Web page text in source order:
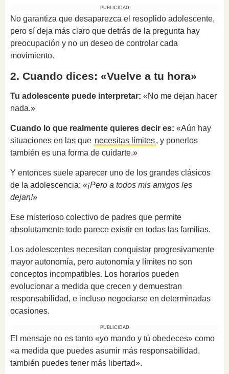
PUBLICIDAD
No garantiza que desaparezca el resoplido adolescente,
pero sí deja más claro que detrás de la pregunta hay
preocupación y no un deseo de controlar cada
movimiento.
2. Cuando dices: «Vuelve a tu hora»
Tu adolescente puede interpretar: «No me dejan hacer
nada.»
Cuando lo que realmente quieres decir es: «Aún hay
situaciones en las que necesitas límites, y ponerlos
también es una forma de cuidarte.»
Y entonces suele aparecer uno de los grandes clásicos
de la adolescencia: «¡Pero a todos mis amigos les
dejan!»
Ese misterioso colectivo de padres que permite
absolutamente todo parece existir en todas las familias.
Los adolescentes necesitan conquistar progresivamente
mayor autonomía, pero autonomía y límites no son
conceptos incompatibles. Los horarios pueden
evolucionar a medida que crecen y demuestran
responsabilidad, e incluso negociarse en determinadas
ocasiones.
PUBLICIDAD
El mensaje no es tanto «yo mando y tú obedeces» como
«a medida que puedes asumir más responsabilidad,
también puedes tener más libertad».